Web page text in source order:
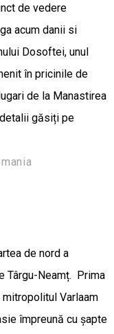
de vedere
acum danii si
Dosoftei, unul
în pricinile de
de la Manastirea
găsiți pe
de nord a
Târgu-Neamț. Prima
Varlaam
împreună cu șapte